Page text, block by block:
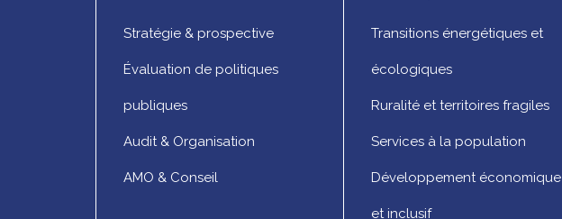
Stratégie & prospective
Évaluation de politiques
publiques
Audit & Organisation
AMO & Conseil
Transitions énergétiques et
écologiques
Ruralité et territoires fragiles
Services à la population
Développement économique
et inclusif